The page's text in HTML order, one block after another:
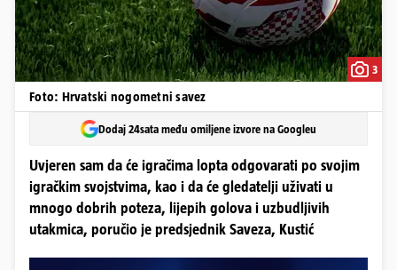
3
Foto: Hrvatski nogometni savez
Dodaj 24sata među omiljene izvore na Googleu
Uvjeren sam da će igračima lopta odgovarati po svojim
igračkim svojstvima, kao i da će gledatelji uživati u
mnogo dobrih poteza, lijepih golova i uzbudljivih
utakmica, poručio je predsjednik Saveza, Kustić